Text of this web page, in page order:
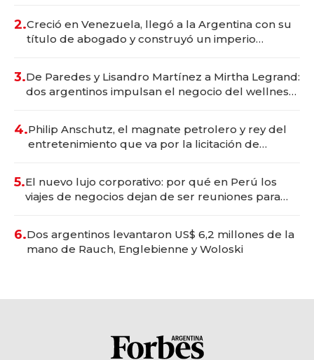
2.Creció en Venezuela, llegó a la Argentina con su
título de abogado y construyó un imperio
3.De Paredes y Lisandro Martínez a Mirtha Legrand:
dos argentinos impulsan el negocio del wellness
4.Philip Anschutz, el magnate petrolero y rey del
entretenimiento que va por la licitación de
5.El nuevo lujo corporativo: por qué en Perú los
viajes de negocios dejan de ser reuniones para
6.Dos argentinos levantaron US$ 6,2 millones de la
mano de Rauch, Englebienne y Woloski